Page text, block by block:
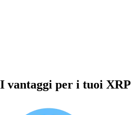
I vantaggi per i tuoi XRP